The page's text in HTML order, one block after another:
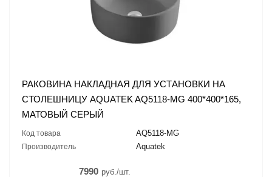
РАКОВИНА НАКЛАДНАЯ ДЛЯ УСТАНОВКИ НА
СТОЛЕШНИЦУ AQUATEK AQ5118-MG 400*400*165,
МАТОВЫЙ СЕРЫЙ
Код товара AQ5118-MG
Производитель Aquatek
7990 руб./шт.